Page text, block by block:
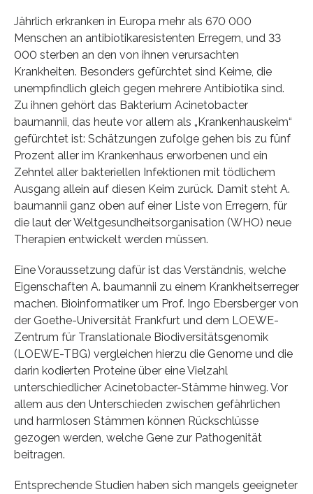
Jährlich erkranken in Europa mehr als 670 000
Menschen an antibiotikaresistenten Erregern, und 33
000 sterben an den von ihnen verursachten
Krankheiten. Besonders gefürchtet sind Keime, die
unempfindlich gleich gegen mehrere Antibiotika sind.
Zu ihnen gehört das Bakterium Acinetobacter
baumannii, das heute vor allem als „Krankenhauskeim“
gefürchtet ist: Schätzungen zufolge gehen bis zu fünf
Prozent aller im Krankenhaus erworbenen und ein
Zehntel aller bakteriellen Infektionen mit tödlichem
Ausgang allein auf diesen Keim zurück. Damit steht A.
baumannii ganz oben auf einer Liste von Erregern, für
die laut der Weltgesundheitsorganisation (WHO) neue
Therapien entwickelt werden müssen.
Eine Voraussetzung dafür ist das Verständnis, welche
Eigenschaften A. baumannii zu einem Krankheitserreger
machen. Bioinformatiker um Prof. Ingo Ebersberger von
der Goethe-Universität Frankfurt und dem LOEWE-
Zentrum für Translationale Biodiversitätsgenomik
(LOEWE-TBG) vergleichen hierzu die Genome und die
darin kodierten Proteine über eine Vielzahl
unterschiedlicher Acinetobacter-Stämme hinweg. Vor
allem aus den Unterschieden zwischen gefährlichen
und harmlosen Stämmen können Rückschlüsse
gezogen werden, welche Gene zur Pathogenität
beitragen.
Entsprechende Studien haben sich mangels geeigneter